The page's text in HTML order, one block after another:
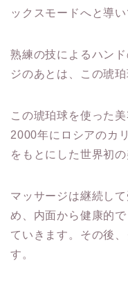
ックスモードへと導い
熟練の技によるハン
ジのあとは、この琥
この琥珀球を使った
2000年にロシアのカ
をもとにした世界初
マッサージは継続し
め、内面から健康的
ていきます。その後
す。